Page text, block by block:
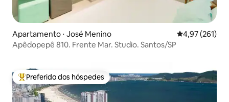
Apartamento ⋅ José Menino 4,97 de uma
4,97 (261)
Apêdopepê 810. Frente Mar. Studio. Santos/SP
Entre os melhores preferidos dos hóspedes
Preferido dos hóspedes